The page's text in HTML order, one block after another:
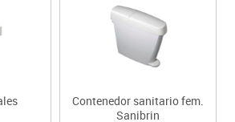
Contenedor sanitario fem.
Sanibrin